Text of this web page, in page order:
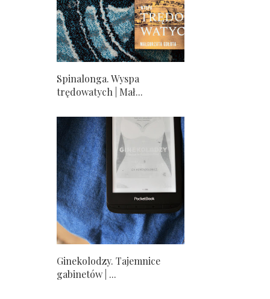
Spinalonga. Wyspa
trędowatych | Mał...
Ginekolodzy. Tajemnice
gabinetów | ...